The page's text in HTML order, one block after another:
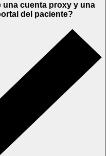
una cuenta proxy y una
del paciente?